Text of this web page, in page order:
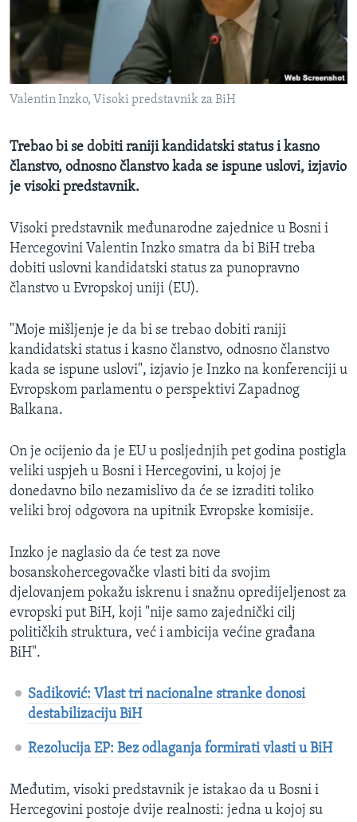
MAGAZIN
O GLASU AMERIKE
Learning English
Valentin Inzko, Visoki predstavnik za BiH
Trebao bi se dobiti raniji kandidatski status i kasno
članstvo, odnosno članstvo kada se ispune uslovi, izjavio
je visoki predstavnik.
Visoki predstavnik međunarodne zajednice u Bosni i
Hercegovini Valentin Inzko smatra da bi BiH treba
dobiti uslovni kandidatski status za punopravno
članstvo u Evropskoj uniji (EU).
"Moje mišljenje je da bi se trebao dobiti raniji
kandidatski status i kasno članstvo, odnosno članstvo
kada se ispune uslovi", izjavio je Inzko na konferenciji u
Evropskom parlamentu o perspektivi Zapadnog
Balkana.
On je ocijenio da je EU u posljednjih pet godina postigla
veliki uspjeh u Bosni i Hercegovini, u kojoj je
donedavno bilo nezamislivo da će se izraditi toliko
veliki broj odgovora na upitnik Evropske komisije.
Inzko je naglasio da će test za nove
bosanskohercegovačke vlasti biti da svojim
djelovanjem pokažu iskrenu i snažnu opredijeljenost za
evropski put BiH, koji "nije samo zajednički cilj
političkih struktura, već i ambicija većine građana
BiH".
Sadiković: Vlast tri nacionalne stranke donosi
destabilizaciju BiH
Rezolucija EP: Bez odlaganja formirati vlasti u BiH
Međutim, visoki predstavnik je istakao da u Bosni i
Hercegovini postoje dvije realnosti: jedna u kojoj su